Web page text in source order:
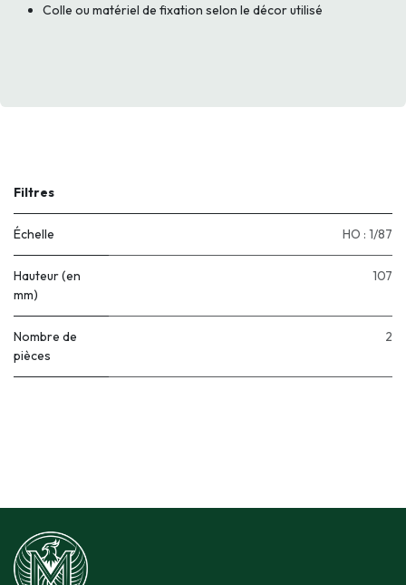
Colle ou matériel de fixation selon le décor utilisé
Filtres
Échelle HO : 1/87
Hauteur (en
mm)
107
Nombre de
pièces
2